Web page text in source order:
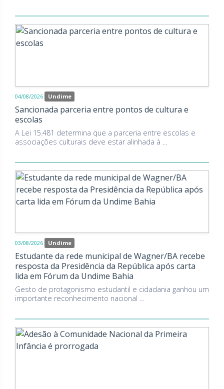
04/08/2026 Undime
Sancionada parceria entre pontos de cultura e
escolas
A Lei 15.481 determina que a parceria entre escolas e
associações culturais deve estar alinhada à ...
03/08/2026 Undime
Estudante da rede municipal de Wagner/BA recebe
resposta da Presidência da República após carta
lida em Fórum da Undime Bahia
Gesto de protagonismo estudantil e cidadania ganhou um
importante reconhecimento nacional ...